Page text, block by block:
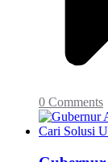
0 Comments